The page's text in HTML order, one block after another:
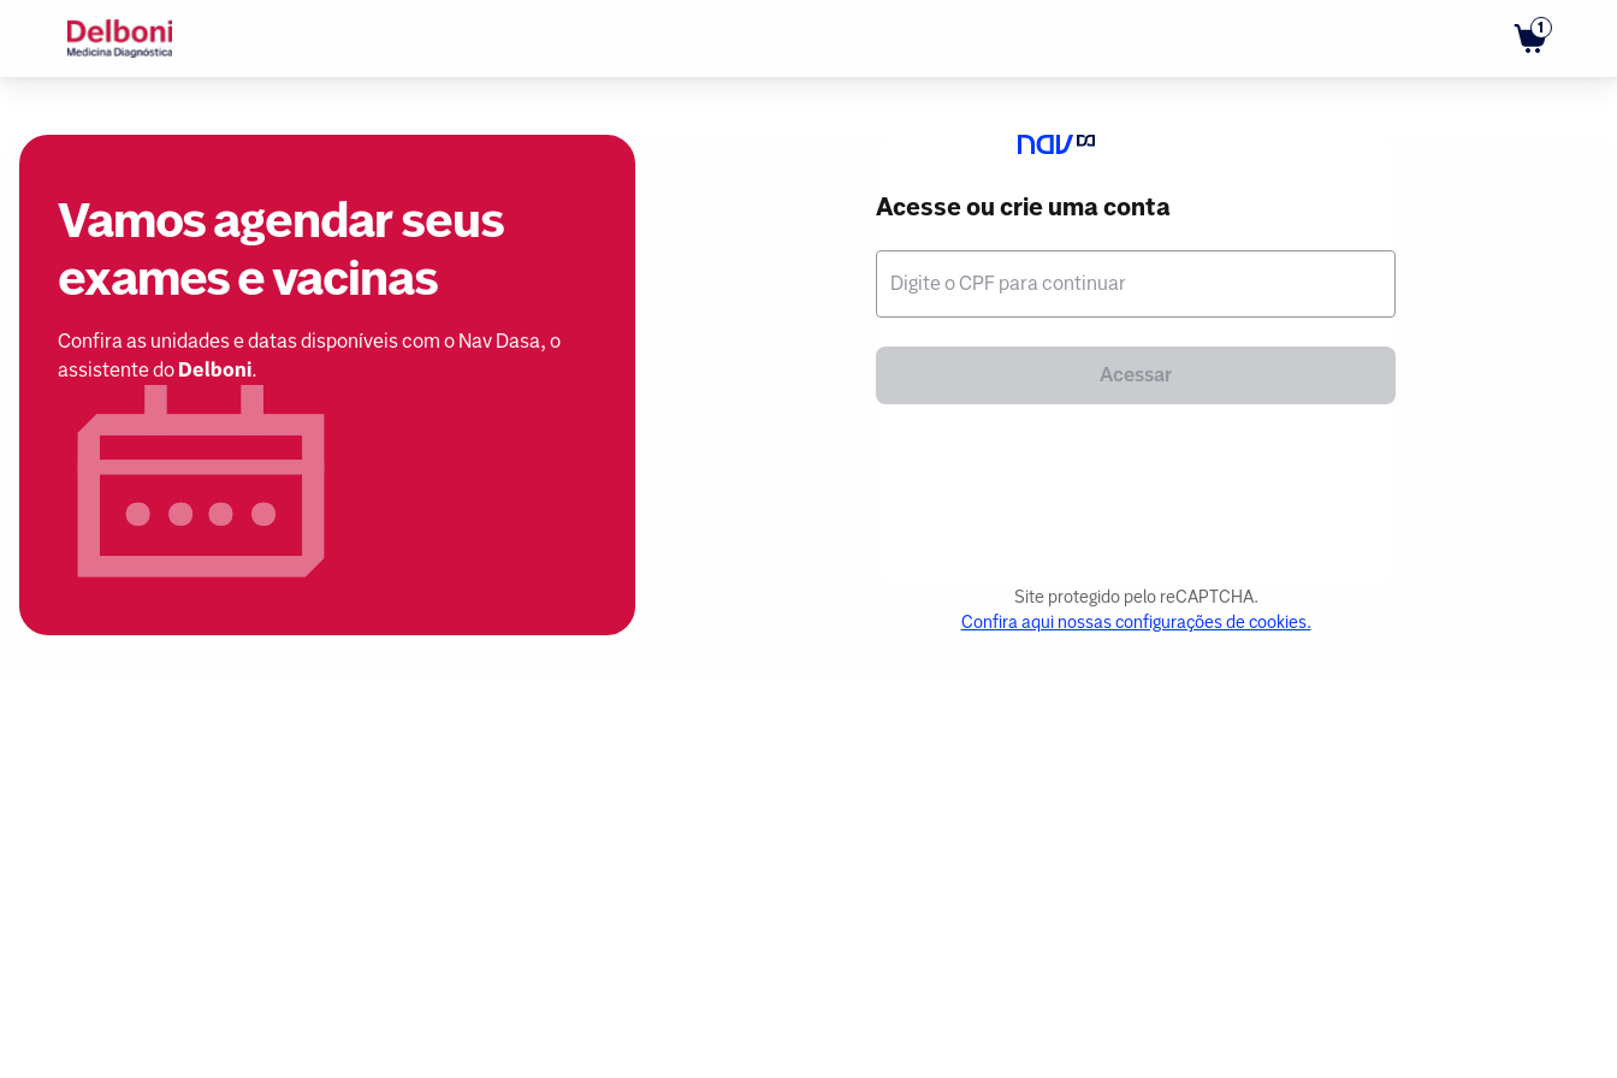
1
Vamos agendar seus
exames e vacinas
Confira as unidades e datas disponíveis com o Nav Dasa, o
assistente do Delboni.
Acesse ou crie uma conta
Digite o CPF para continuar
Acessar
Site protegido pelo reCAPTCHA.
Confira aqui nossas configurações de cookies.